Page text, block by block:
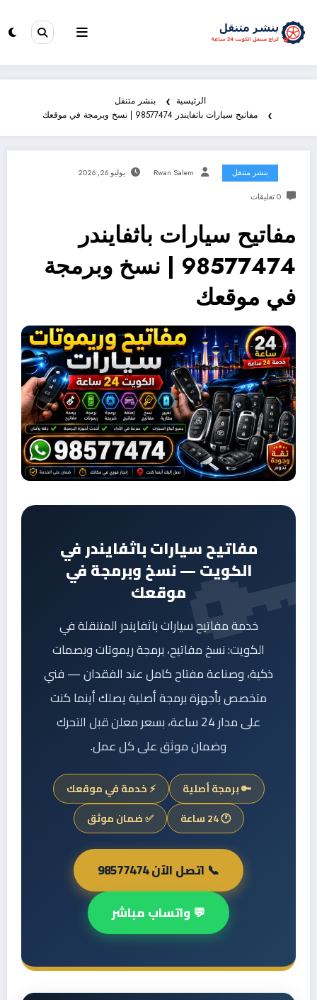
الرئيسية
بنشر متنقل
مفاتيح سيارات باثفايندر 98577474 | نسخ وبرمجة في موقعك
بنشر متنقل Rwan Salem يوليو 26, 2026
0 تعليقات
مفاتيح سيارات باثفايندر
98577474 | نسخ وبرمجة
في موقعك
مفاتيح سيارات باثفايندر في
الكويت — نسخ وبرمجة في
موقعك
خدمة مفاتيح سيارات باثفايندر المتنقلة في
الكويت: نسخ مفاتيح، برمجة ريموتات وبصمات
ذكية، وصناعة مفتاح كامل عند الفقدان — فني
متخصص بأجهزة برمجة أصلية يصلك أينما كنت
على مدار 24 ساعة، بسعر معلن قبل التحرك
وضمان موثق على كل عمل.
🔑 برمجة أصلية
⚡ خدمة في موقعك
🕐 24 ساعة
✅ ضمان موثق
📞 اتصل الآن 98577474
💬 واتساب مباشر